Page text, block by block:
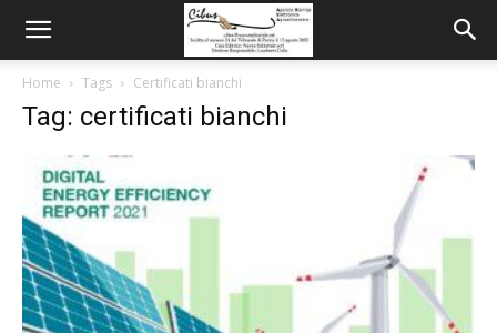
Home Tags Certificati bianchi
Tag: certificati bianchi